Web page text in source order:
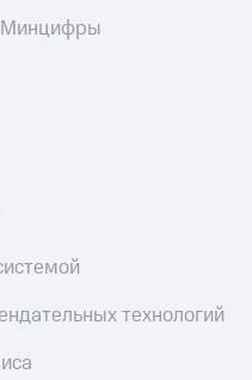
Минцифры
технологий